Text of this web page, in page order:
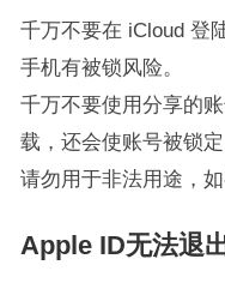
千万不要在 iCloud 登
手机有被锁风险。
千万不要使用分享的
载，还会使账号被锁定
请勿用于非法用途，
Apple ID无法退